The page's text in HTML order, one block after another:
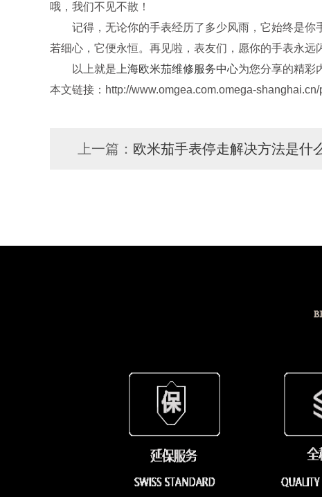
哦，我们不见不散！
记得，无论你的手表经历了多少风雨，它始终是你
若细心，它便永恒。再见啦，表友们，愿你的手表永远
以上就是 上海欧米茄维修服务中心为您分享的精彩
本文链接：http://www.omgea.com.omega-shanghai.cn/
上一篇： 欧米茄手表停走解决方法是什